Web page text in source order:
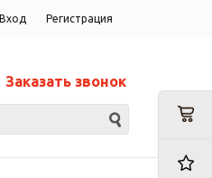
Вход Регистрация
Заказать звонок